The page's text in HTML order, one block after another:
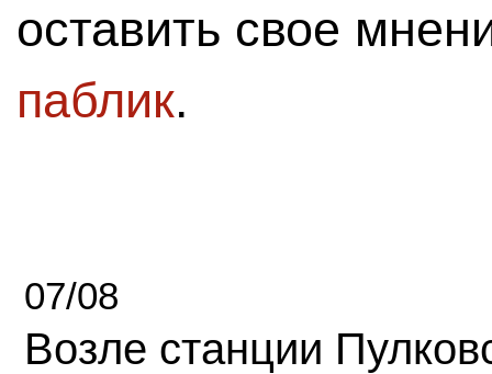
оставить свое
паблик.
07/08
Возле станции